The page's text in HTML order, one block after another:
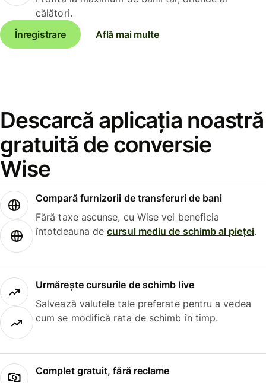
călători.
Înregistrare
Află mai multe
Descarcă aplicația noastră
gratuită de conversie
Wise
Compară furnizorii de transferuri de bani
Fără taxe ascunse, cu Wise vei beneficia
întotdeauna decursul mediu de schimb al pieței.
Urmărește cursurile de schimb live
Salvează valutele tale preferate pentru a vedea
cum se modifică rata de schimb în timp.
Complet gratuit, fără reclame